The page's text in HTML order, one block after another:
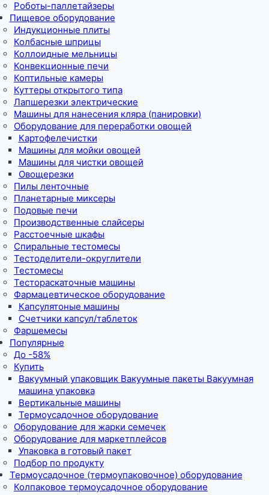
Роботы-паллетайзеры
Пищевое оборудование
Индукционные плиты
Колбасные шприцы
Коллоидные мельницы
Конвекционные печи
Коптильные камеры
Куттеры открытого типа
Лапшерезки электрические
Машины для нанесения кляра (панировки)
Оборудование для переработки овощей
Картофелечистки
Машины для мойки овощей
Машины для чистки овощей
Овощерезки
Пилы ленточные
Планетарные миксеры
Подовые печи
Производственные слайсеры
Расстоечные шкафы
Спиральные тестомесы
Тестоделители-округлители
Тестомесы
Тестораскаточные машины
Фармацевтическое оборудование
Капсулятоные машины
Счетчики капсул/таблеток
Фаршемесы
Популярные
До -58%
Купить
Вакуумный упаковщик Вакуумные пакеты Вакуумная
машина упаковка
Вертикальные машины
Термоусадочное оборудование
Оборудование для жарки семечек
Оборудование для маркетплейсов
Упаковка в готовый пакет
Подбор по продукту
Термоусадочное (термоупаковочное) оборудование
Колпаковое термоусадочное оборудование